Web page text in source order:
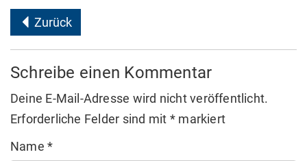
Zurück
Schreibe einen Kommentar
Deine E-Mail-Adresse wird nicht veröffentlicht.
Erforderliche Felder sind mit * markiert
Name*